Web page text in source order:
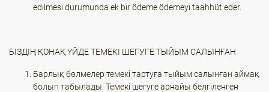
edilmesi durumunda ek bir ödeme ödemeyi taahhüt eder.
БІЗДІҢ ҚОНАҚ ҮЙДЕ ТЕМЕКІ ШЕГУГЕ ТЫЙЫМ САЛЫНҒАН
Барлық бөлмелер темекі тартуға тыйым салынған аймақ
болып табылады. Темекі шегуге арнайы белгіленген